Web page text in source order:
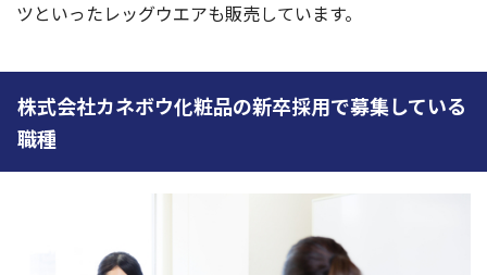
ツといったレッグウエアも販売しています。
株式会社カネボウ化粧品の新卒採用で募集している
職種